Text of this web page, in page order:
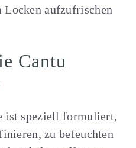
Locken aufzufrischen
Cantu
ist speziell formuliert,
zu befeuchten